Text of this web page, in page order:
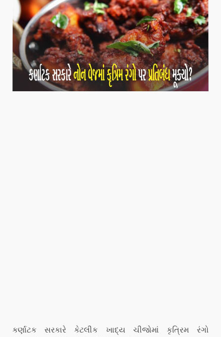
કર્ણાટક સરકારે કેટલીક ખાદ્ય ચીજોમાં કૃત્રિમ રંગો